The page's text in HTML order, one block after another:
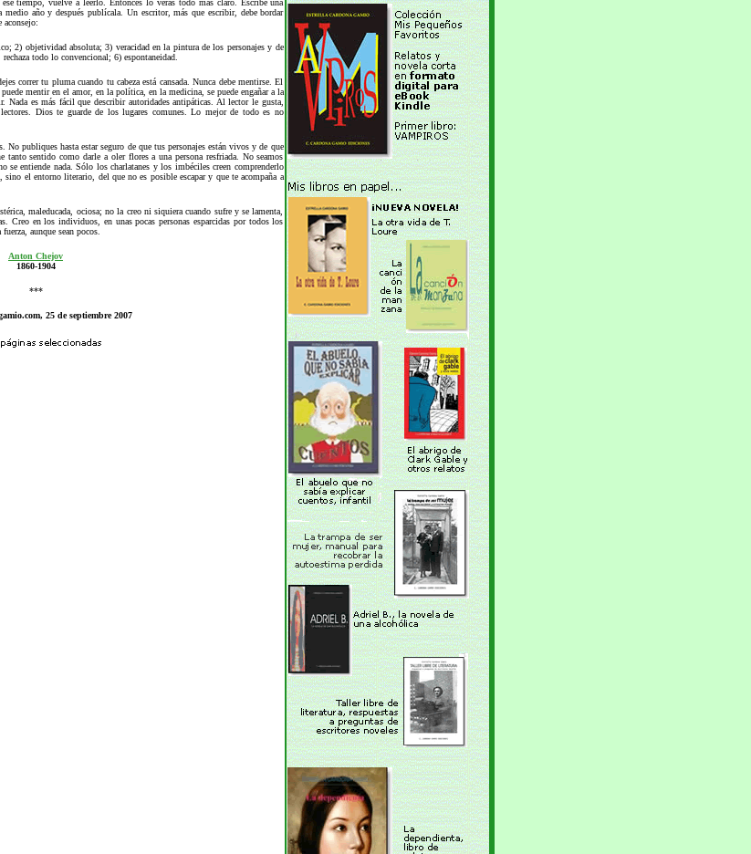
tiempo, vuelve a leerlo. Entonces lo verás todo más claro. Escribe una
medio año y después publícala. Un escritor, más que escribir, debe bordar
aconsejo:
2) objetividad absoluta; 3) veracidad en la pintura de los personajes y de
todo lo convencional; 6) espontaneidad.
correr tu pluma cuando tu cabeza está cansada. Nunca debe mentirse. El
mentir en el amor, en la política, en la medicina, se puede engañar a la
Nada es más fácil que describir autoridades antipáticas. Al lector le gusta,
Dios te guarde de los lugares comunes. Lo mejor de todo es no
No publiques hasta estar seguro de que tus personajes están vivos y de que
sentido como darle a oler flores a una persona resfriada. No seamos
se entiende nada. Sólo los charlatanes y los imbéciles creen comprenderlo
el entorno literario, del que no es posible escapar y que te acompaña a
maleducada, ociosa; no la creo ni siquiera cuando sufre y se lamenta,
Creo en los individuos, en unas pocas personas esparcidas por todos los
aunque sean pocos.
Anton Chejov
1860-1904
***
25 de septiembre 2007